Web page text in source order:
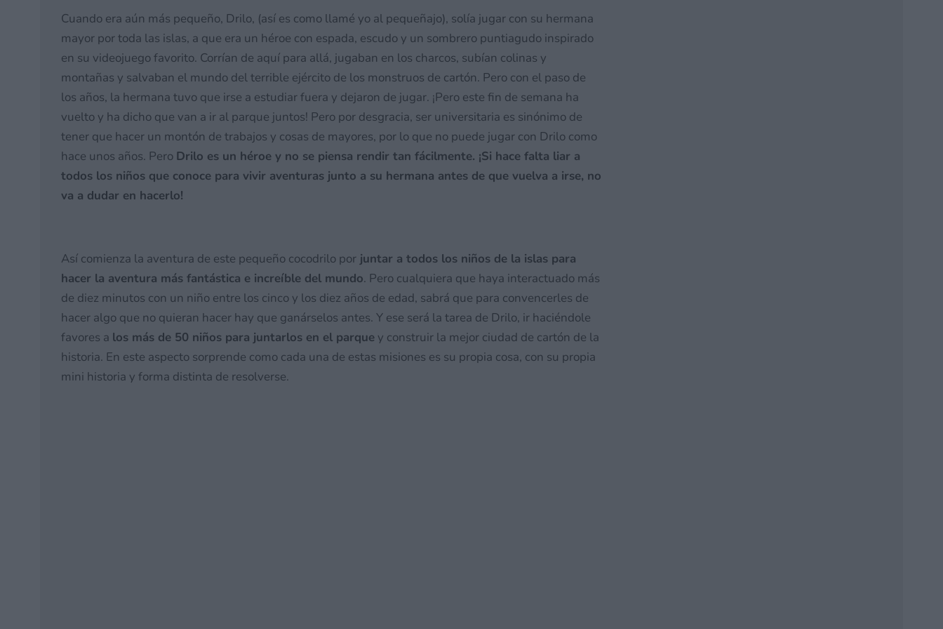
Cuando era aún más pequeño, Drilo, (así es como llamé yo al pequeñajo), solía jugar con su hermana
mayor por toda las islas, a que era un héroe con espada, escudo y un sombrero puntiagudo inspirado
en su videojuego favorito. Corrían de aquí para allá, jugaban en los charcos, subían colinas y
montañas y salvaban el mundo del terrible ejército de los monstruos de cartón. Pero con el paso de
los años, la hermana tuvo que irse a estudiar fuera y dejaron de jugar. ¡Pero este fin de semana ha
vuelto y ha dicho que van a ir al parque juntos! Pero por desgracia, ser universitaria es sinónimo de
tener que hacer un montón de trabajos y cosas de mayores, por lo que no puede jugar con Drilo como
hace unos años. Pero Drilo es un héroe y no se piensa rendir tan fácilmente. ¡Si hace falta liar a
todos los niños que conoce para vivir aventuras junto a su hermana antes de que vuelva a irse, no
va a dudar en hacerlo!
Así comienza la aventura de este pequeño cocodrilo por juntar a todos los niños de la islas para
hacer la aventura más fantástica e increíble del mundo. Pero cualquiera que haya interactuado más
de diez minutos con un niño entre los cinco y los diez años de edad, sabrá que para convencerles de
hacer algo que no quieran hacer hay que ganárselos antes. Y ese será la tarea de Drilo, ir haciéndole
favores a los más de 50 niños para juntarlos en el parque y construir la mejor ciudad de cartón de la
historia. En este aspecto sorprende como cada una de estas misiones es su propia cosa, con su propia
mini historia y forma distinta de resolverse.